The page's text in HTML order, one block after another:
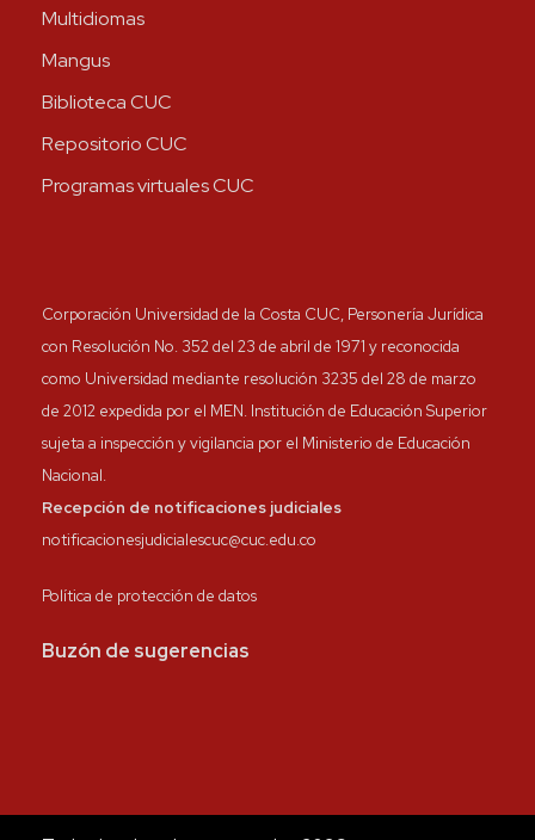
Multidiomas
Mangus
Biblioteca CUC
Repositorio CUC
Programas virtuales CUC
Corporación Universidad de la Costa CUC, Personería Jurídica
con Resolución No. 352 del 23 de abril de 1971 y reconocida
como Universidad mediante resolución 3235 del 28 de marzo
de 2012 expedida por el MEN. Institución de Educación Superior
sujeta a inspección y vigilancia por el Ministerio de Educación
Nacional.
Recepción de notificaciones judiciales
notificacionesjudicialescuc@cuc.edu.co
Política de protección de datos
Buzón de sugerencias